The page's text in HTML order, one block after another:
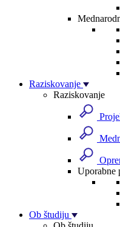
Raziskovanje
Raziskovanje
Uporabne
Ob študiju